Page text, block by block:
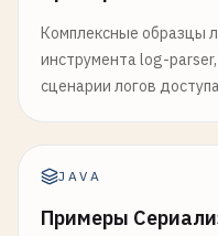
Комплексные образцы
инструмента log-
сценарии логов
JAVA
Примеры